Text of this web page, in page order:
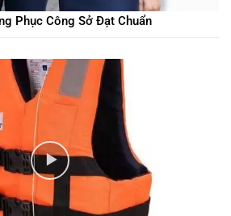
Phục Công Sở Đạt Chuẩn